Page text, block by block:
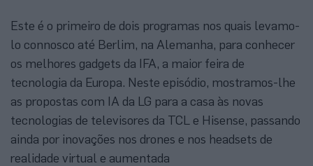
Este é o primeiro de dois programas nos quais levamo-
lo connosco até Berlim, na Alemanha, para conhecer
os melhores gadgets da IFA, a maior feira de
tecnologia da Europa. Neste episódio, mostramos-lhe
as propostas com IA da LG para a casa às novas
tecnologias de televisores da TCL e Hisense, passando
ainda por inovações nos drones e nos headsets de
realidade virtual e aumentada